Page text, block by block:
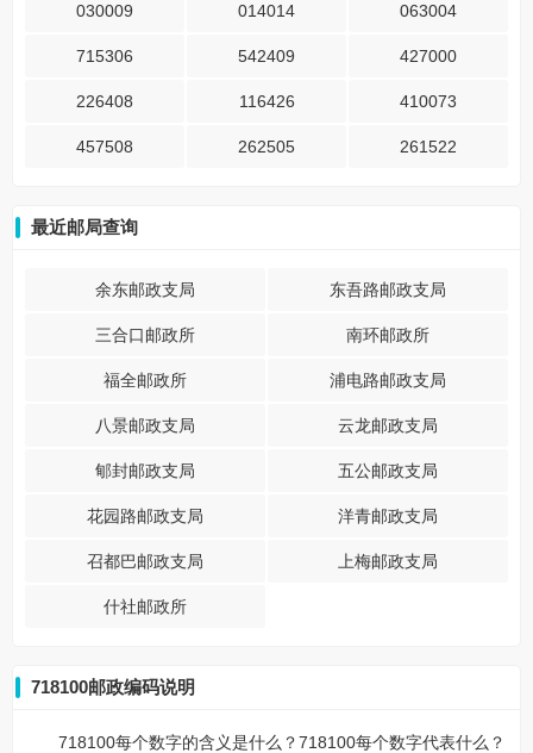
030009 014014 063004
715306 542409 427000
226408 116426 410073
457508 262505 261522
最近邮局查询
余东邮政支局 东吾路邮政支局
三合口邮政所 南环邮政所
福全邮政所 浦电路邮政支局
八景邮政支局 云龙邮政支局
郇封邮政支局 五公邮政支局
花园路邮政支局 洋青邮政支局
召都巴邮政支局 上梅邮政支局
什社邮政所
718100邮政编码说明
718100每个数字的含义是什么？718100每个数字代表什么？